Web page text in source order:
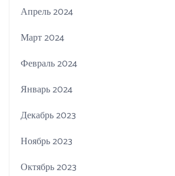
Апрель 2024
Март 2024
Февраль 2024
Январь 2024
Декабрь 2023
Ноябрь 2023
Октябрь 2023